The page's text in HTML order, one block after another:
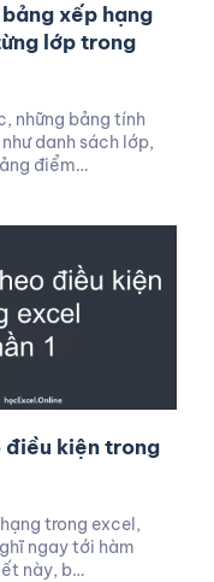
xếp hạng
lớp trong
những bảng tính
danh sách lớp,
điểm…
điều kiện trong
trong excel,
ngay tới hàm
này, b…